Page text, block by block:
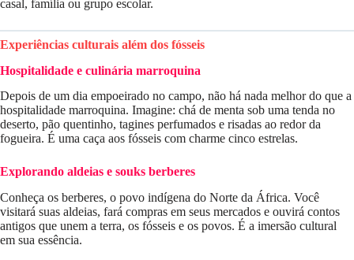
casal, família ou grupo escolar.
Experiências culturais além dos fósseis
Hospitalidade e culinária marroquina
Depois de um dia empoeirado no campo, não há nada melhor do que a
hospitalidade marroquina. Imagine: chá de menta sob uma tenda no
deserto, pão quentinho, tagines perfumados e risadas ao redor da
fogueira. É uma caça aos fósseis com charme cinco estrelas.
Explorando aldeias e souks berberes
Conheça os berberes, o povo indígena do Norte da África. Você
visitará suas aldeias, fará compras em seus mercados e ouvirá contos
antigos que unem a terra, os fósseis e os povos. É a imersão cultural
em sua essência.